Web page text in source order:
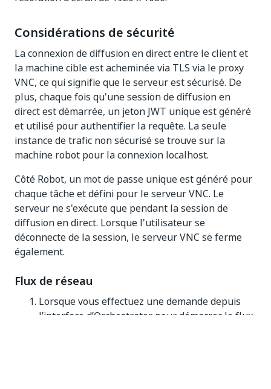
Considérations de sécurité
La connexion de diffusion en direct entre le client et
la machine cible est acheminée via TLS via le proxy
VNC, ce qui signifie que le serveur est sécurisé. De
plus, chaque fois qu'une session de diffusion en
direct est démarrée, un jeton JWT unique est généré
et utilisé pour authentifier la requête. La seule
instance de trafic non sécurisé se trouve sur la
machine robot pour la connexion localhost.
Côté Robot, un mot de passe unique est généré pour
chaque tâche et défini pour le serveur VNC. Le
serveur ne s'exécute que pendant la session de
diffusion en direct. Lorsque l'utilisateur se
déconnecte de la session, le serveur VNC se ferme
également.
Flux de réseau
Lorsque vous effectuez une demande depuis
l’interface d’Orchestrator pour démarrer le flux